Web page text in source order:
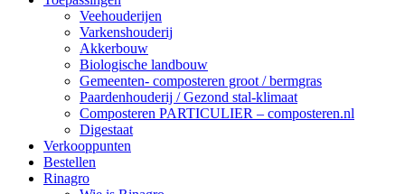
Veehouderijen
Varkenshouderij
Akkerbouw
Biologische landbouw
Gemeenten- composteren groot / bermgras
Paardenhouderij / Gezond stal-klimaat
Composteren PARTICULIER – composteren.nl
Digestaat
Verkooppunten
Bestellen
Rinagro